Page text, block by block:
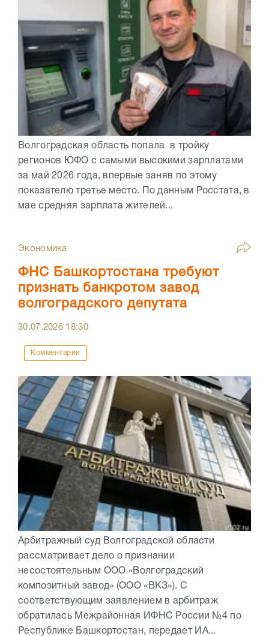
Волгоградская область попала в тройку
регионов ЮФО с самыми высокими зарплатами
за май 2026 года, впервые заняв по этому
показателю третье место. По данным Росстата, в
мае средняя зарплата жителей...
Экономика
ФНС Башкортостана требуют
признать банкротом завод
волгоградского депутата
30.07.2026 18:30
Комментарии
Арбитражный суд Волгоградской области
рассматривает дело о признании
несостоятельным ООО «Волгоградский
композитный завод» (ООО «ВКЗ»). С
соответствующим заявлением в арбитраж
обратилась Межрайонная ИФНС России №4 по
Республике Башкортостан, передает ИА...